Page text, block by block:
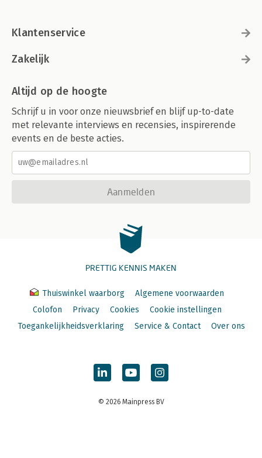
Klantenservice
Zakelijk
Altijd op de hoogte
Schrijf u in voor onze nieuwsbrief en blijf up-to-date
met relevante interviews en recensies, inspirerende
events en de beste acties.
Aanmelden
PRETTIG KENNIS MAKEN
Thuiswinkel waarborg
Algemene voorwaarden
Colofon
Privacy Cookies
Cookie instellingen
Toegankelijkheidsverklaring
Service & Contact Over ons
© 2026 Mainpress BV